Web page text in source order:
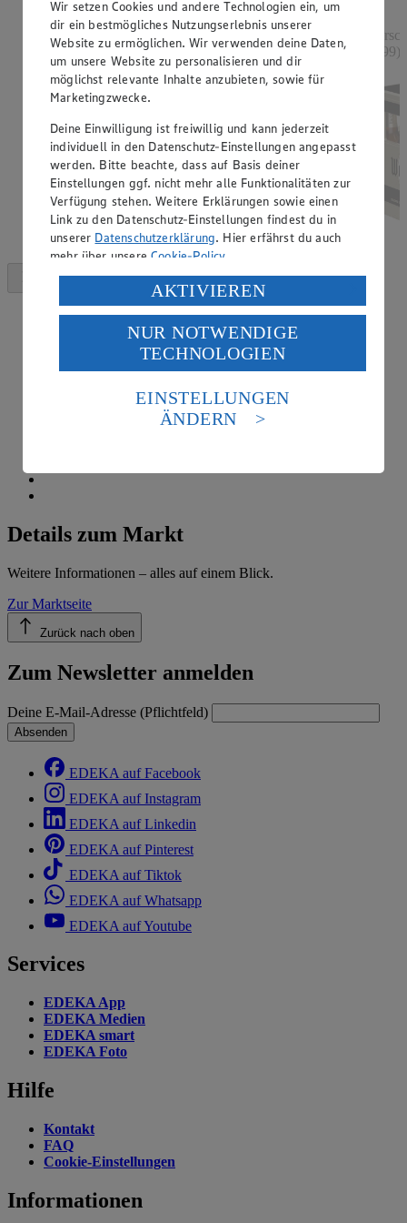
Rabatt)
versch. Sorten, 250 - 254 g, (1 kg = 7,52 - 7,40)
0,99)
Details zum Markt
Weitere Informationen – alles auf einem Blick.
Zur Marktseite
Zurück nach oben
Zum Newsletter anmelden
Deine E-Mail-Adresse (Pflichtfeld)
Absenden
EDEKA auf Facebook
EDEKA auf Instagram
EDEKA auf Linkedin
EDEKA auf Pinterest
EDEKA auf Tiktok
EDEKA auf Whatsapp
EDEKA auf Youtube
Services
EDEKA App
EDEKA Medien
EDEKA smart
EDEKA Foto
Hilfe
Kontakt
FAQ
Cookie-Einstellungen
Informationen
Wir setzen Cookies und andere Technologien ein, um
dir ein bestmögliches Nutzungserlebnis unserer
Website zu ermöglichen. Wir verwenden deine Daten,
um unsere Website zu personalisieren und dir
möglichst relevante Inhalte anzubieten, sowie für
Marketingzwecke.
Deine Einwilligung ist freiwillig und kann jederzeit
individuell in den Datenschutz-Einstellungen angepasst
werden. Bitte beachte, dass auf Basis deiner
Einstellungen ggf. nicht mehr alle Funktionalitäten zur
Verfügung stehen. Weitere Erklärungen sowie einen
Link zu den Datenschutz-Einstellungen findest du in
unserer Datenschutzerklärung. Hier erfährst du auch
mehr über unsereCookie-Policy.
Verarbeitung deiner personenbezogenen Daten in den
USA durch Facebook und YouTube:
Wenn du auf „Aktivieren“ klickst, willigst du im Sinne
des Art. 49 Abs. 1 Satz 1 lit. a) DSGVO ein, dass deine
Daten in den USA verarbeitet werden. Der EuGH sieht
die USA als Land mit einem nach europäischen
Standards nicht angemessenen Datenschutzniveau an.
Es besteht das Risiko eines Zugriffs durch US-
Informationen zum Herausgeber der Seite findest du
AKTIVIEREN
NUR NOTWENDIGE
TECHNOLOGIEN
EINSTELLUNGEN
ÄNDERN